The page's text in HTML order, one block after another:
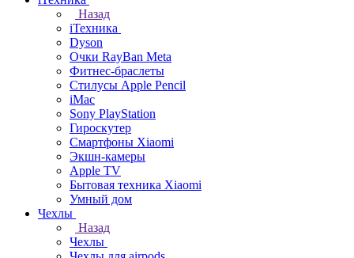
Назад
iТехника
Dyson
Очки RayBan Meta
Фитнес-браслеты
Стилусы Apple Pencil
iMac
Sony PlayStation
Гироскутер
Смартфоны Xiaomi
Экшн-камеры
Apple TV
Бытовая техника Xiaomi
Умный дом
Чехлы
Назад
Чехлы